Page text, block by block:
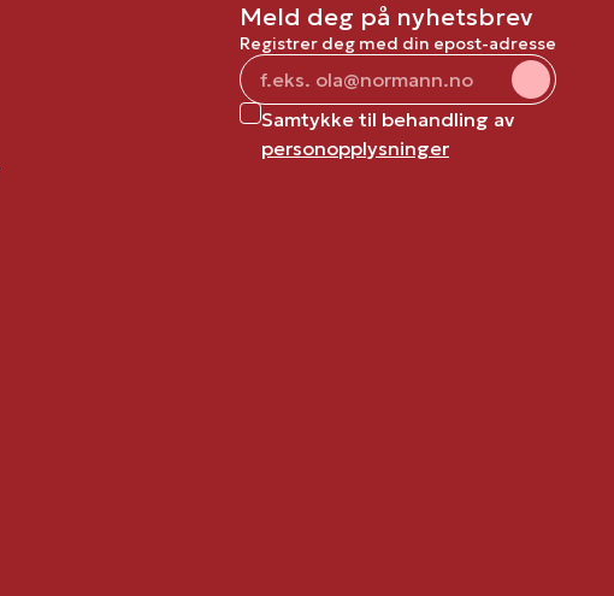
Meld deg på nyhetsbrev
Registrer deg med din epost-adresse
Samtykke til behandling av
personopplysninger